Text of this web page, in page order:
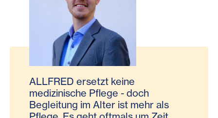
ALLFRED ersetzt keine
medizinische Pflege - doch
Begleitung im Alter ist mehr als